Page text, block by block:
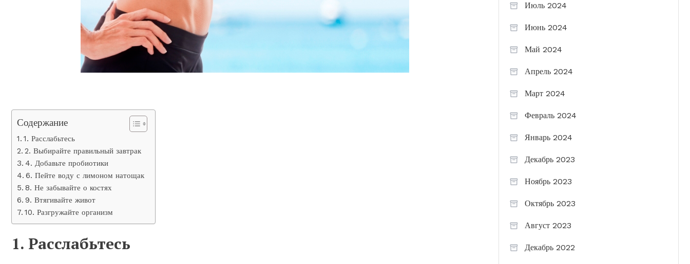
Содержание
1. Расслабьтесь
2. Выбирайте правильный завтрак
4. Добавьте пробиотики
6. Пейте воду с лимоном натощак
8. Не забывайте о костях
9. Втягивайте живот
10. Разгружайте организм
1. Расслабьтесь
Июль 2024
Июнь 2024
Май 2024
Апрель 2024
Март 2024
Февраль 2024
Январь 2024
Декабрь 2023
Ноябрь 2023
Октябрь 2023
Август 2023
Декабрь 2022